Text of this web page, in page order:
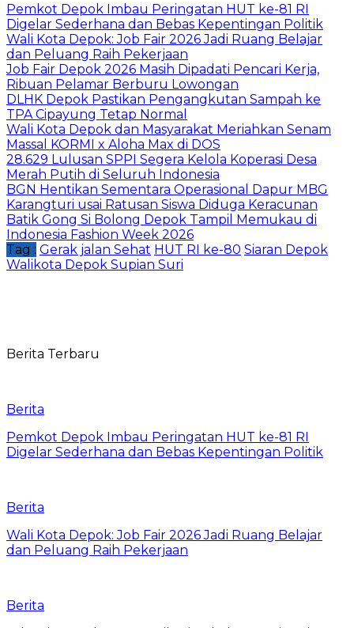
Pemkot Depok Imbau Peringatan HUT ke-81 RI
Digelar Sederhana dan Bebas Kepentingan Politik
Wali Kota Depok: Job Fair 2026 Jadi Ruang Belajar
dan Peluang Raih Pekerjaan
Job Fair Depok 2026 Masih Dipadati Pencari Kerja,
Ribuan Pelamar Berburu Lowongan
DLHK Depok Pastikan Pengangkutan Sampah ke
TPA Cipayung Tetap Normal
Wali Kota Depok dan Masyarakat Meriahkan Senam
Massal KORMI x Aloha Max di DOS
28.629 Lulusan SPPI Segera Kelola Koperasi Desa
Merah Putih di Seluruh Indonesia
BGN Hentikan Sementara Operasional Dapur MBG
Karangturi usai Ratusan Siswa Diduga Keracunan
Batik Gong Si Bolong Depok Tampil Memukau di
Indonesia Fashion Week 2026
Tag : Gerak jalan Sehat HUT RI ke-80 Siaran Depok
Walikota Depok Supian Suri
Berita Terbaru
Berita
Pemkot Depok Imbau Peringatan HUT ke-81 RI
Digelar Sederhana dan Bebas Kepentingan Politik
Berita
Wali Kota Depok: Job Fair 2026 Jadi Ruang Belajar
dan Peluang Raih Pekerjaan
Berita